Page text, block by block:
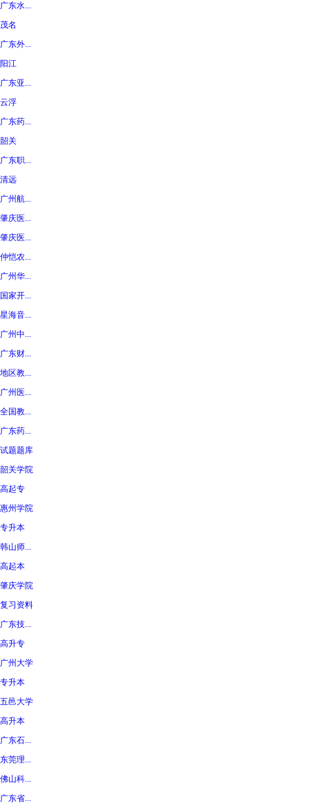
广东水...
茂名
广东外...
阳江
广东亚...
云浮
广东药...
韶关
广东职...
清远
广州航...
肇庆医...
肇庆医...
仲恺农...
广州华...
国家开...
星海音...
广州中...
广东财...
地区教...
广州医...
全国教...
广东药...
试题题库
韶关学院
高起专
惠州学院
专升本
韩山师...
高起本
肇庆学院
复习资料
广东技...
高升专
广州大学
专升本
五邑大学
高升本
广东石...
东莞理...
佛山科...
广东省...